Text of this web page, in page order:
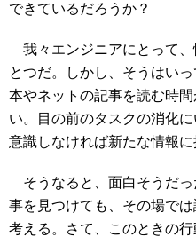
できているだろうか？
我々エンジニアにとって、
とつだ。しかし、そうはい
本やネットの記事を読む時
い。目の前のタスクの消化
意識しなければ新たな情報
そうなると、面白そうだ
事を見つけても、その場で
考える。さて、このときの行